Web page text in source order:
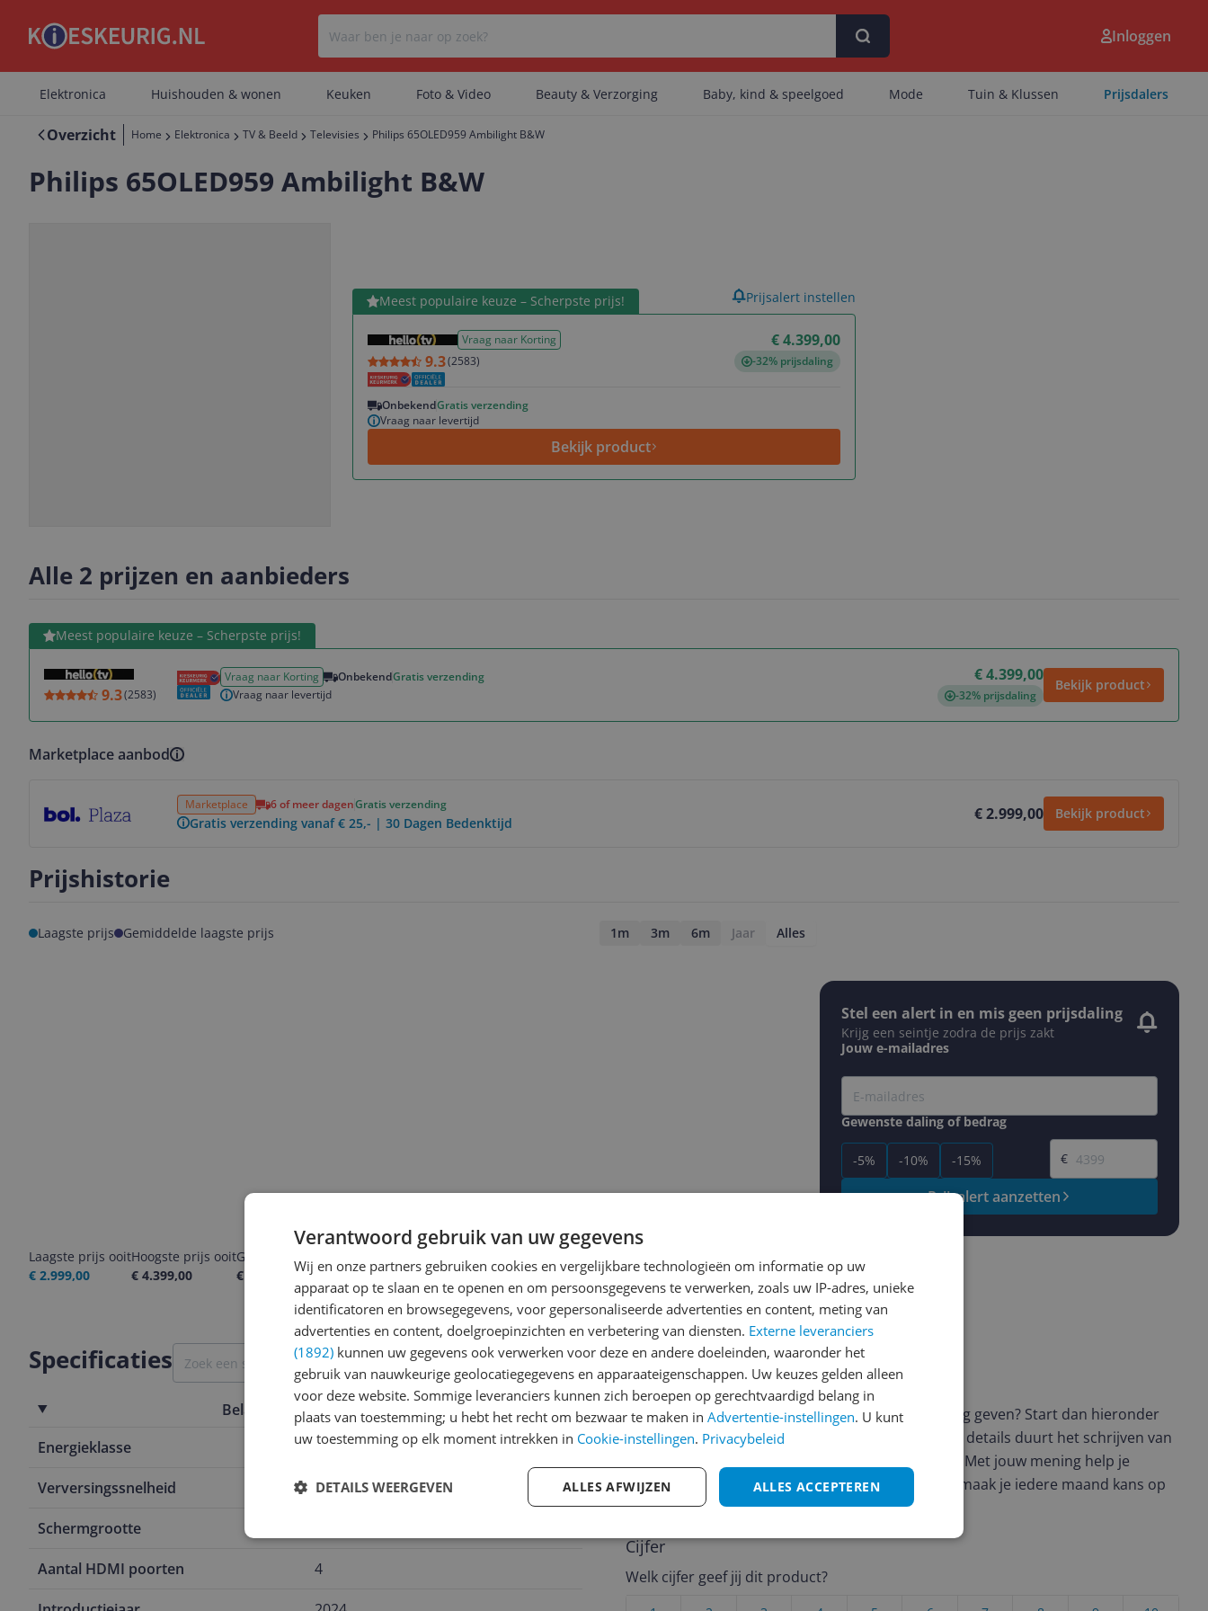
Er zijn geen artikelen gevonden.
Inloggen
Elektronica Huishouden & wonen Keuken Foto & Video Beauty & Verzorging Baby, kind & speelgoed Mode Tuin & Klussen Prijsdalers
Overzicht Home Elektronica TV & Beeld Televisies Philips 65OLED959 Ambilight B&W
Philips 65OLED959 Ambilight B&W
Meest populaire keuze – Scherpste prijs!
Vraag naar Korting
€ 4.399,00
9.3(2583) -32% prijsdaling
OnbekendGratis verzending
Vraag naar levertijd
Bekijk product
Bekijk product Prijsalert instellen
Alle 2 prijzen en aanbieders
Meest populaire keuze – Scherpste prijs!
9.3(2583)
Vraag naar Korting OnbekendGratis verzending
Vraag naar levertijd
€ 4.399,00
-32% prijsdaling
Bekijk product
Bekijk product
Marketplace aanbod
Marketplace 6 of meer dagenGratis verzending
Gratis verzending vanaf € 25,- | 30 Dagen Bedenktijd € 2.999,00 Bekijk product
Prijshistorie
Laagste prijs Gemiddelde laagste prijs 1m 3m 6m Jaar Alles
Laagste prijs ooit
€ 2.999,00
Hoogste prijs ooit
€ 4.399,00
Goedkoopste nu
€ 2.999,00
Laatste prijsupdate
07-08-2026
Stel een alert in en mis geen prijsdaling
Krijg een seintje zodra de prijs zakt
Jouw e-mailadres
Gewenste daling of bedrag
-5% -10% -15%
Gewenste prijs
€
Prijsalert aanzetten
Specificaties
Belangrijkste kenmerken
Energieklasse
G
Verversingssnelheid 120 Hz
Schermgrootte
Aantal HDMI poorten 4
Reviews
Er zijn nog geen reviews geschreven
Heb jij dit product in bezit en wil je graag je mening geven? Start dan hieronder
met het schrijven van je review. Afhankelijk van de details duurt het schrijven van
een review gemiddeld tussen de 3 en 10 minuten. Met jouw mening help je
andere bezoekers een betere keuze te maken én maak je iedere maand kans op
€250,-!Klik hier voor de actievoorwaarden.
Cijfer
Welk cijfer geef jij dit product?
Verantwoord gebruik van uw gegevens
Wij en onze partners gebruiken cookies en vergelijkbare technologieën om informatie op uw
apparaat op te slaan en te openen en om persoonsgegevens te verwerken, zoals uw IP-adres, unieke
identificatoren en browsegegevens, voor gepersonaliseerde advertenties en content, meting van
advertenties en content, doelgroepinzichten en verbetering van diensten. Externe leveranciers
(1892) kunnen uw gegevens ook verwerken voor deze en andere doeleinden, waaronder het
gebruik van nauwkeurige geolocatiegegevens en apparaateigenschappen. Uw keuzes gelden alleen
voor deze website. Sommige leveranciers kunnen zich beroepen op gerechtvaardigd belang in
plaats van toestemming; u hebt het recht om bezwaar te maken in Advertentie-instellingen. U kunt
uw toestemming op elk moment intrekken in Cookie-instellingen. Privacybeleid
ALLES ACCEPTEREN
ALLES AFWIJZEN
DETAILS WEERGEVEN